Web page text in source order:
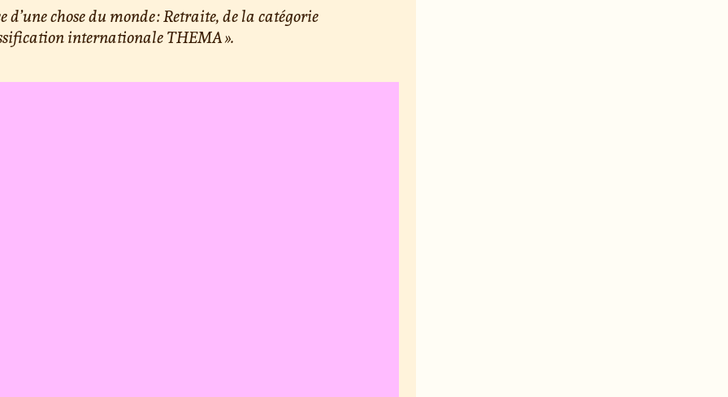
d’une chose du monde : Retraite, de la catégorie
internationale THEMA ».